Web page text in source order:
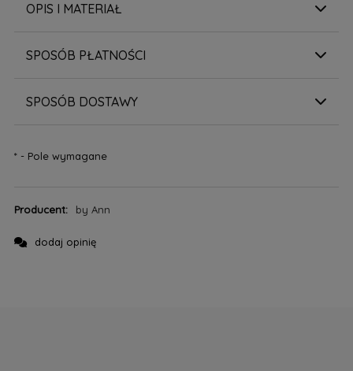
OPIS I MATERIAŁ
SPOSÓB PŁATNOŚCI
SPOSÓB DOSTAWY
*- Pole wymagane
Producent: by Ann
dodaj opinię